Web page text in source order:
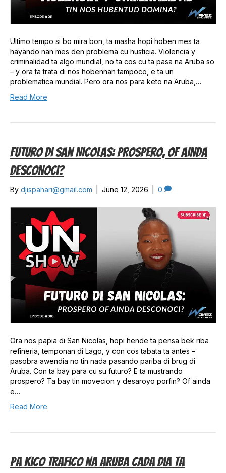
Ultimo tempo si bo mira bon, ta masha hopi hoben mes ta
hayando nan mes den problema cu husticia. Violencia y
criminalidad ta algo mundial, no ta cos cu ta pasa na Aruba so
– y ora ta trata di nos hobennan tampoco, e ta un
problematica mundial. Pero ora nos para keto na Aruba,…
Read More
Futuro Di San Nicolas: Prospero, Of Ainda
Desconoci?
By djispahari@gmail.com June 12, 2026 0
Ora nos papia di San Nicolas, hopi hende ta pensa bek riba
refineria, temponan di Lago, y con cos tabata ta antes –
pasobra awendia no tin nada pasando pariba di brug di
Aruba. Con ta bay para cu su futuro? E ta mustrando
prospero? Ta bay tin movecion y desaroyo porfin? Of ainda
e…
Read More
Pa Kico Trafico Na Aruba Cada Dia Ta